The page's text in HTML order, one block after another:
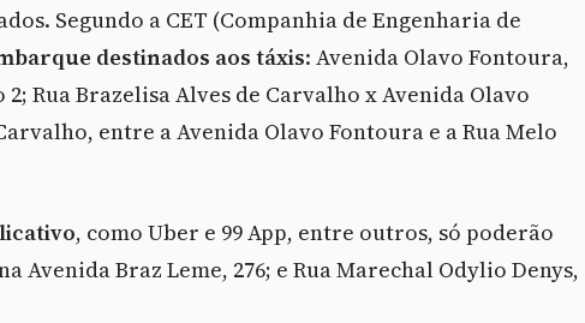
Segundo a CET (Companhia de Engenharia de
destinados aos táxis: Avenida Olavo Fontoura,
Rua Brazelisa Alves de Carvalho x Avenida Olavo
entre a Avenida Olavo Fontoura e a Rua Melo
, como Uber e 99 App, entre outros, só poderão
Avenida Braz Leme, 276; e Rua Marechal Odylio Denys,